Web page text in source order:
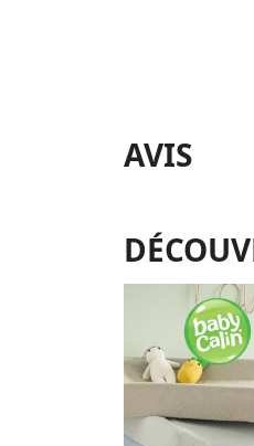
AVIS